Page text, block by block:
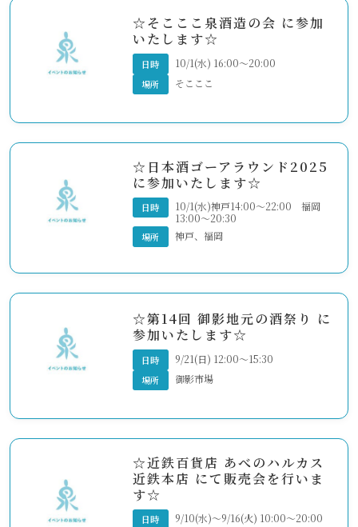
☆そこここ泉酒造の会 に参加
いたします☆
日時 10/1(水) 16:00～20:00
場所 そこここ
☆日本酒ゴーアラウンド2025
に参加いたします☆
日時
10/1(水)神戸14:00～22:00 福岡
13:00～20:30
場所 神戸、福岡
☆第14回 御影地元の酒祭り に
参加いたします☆
日時 9/21(日) 12:00～15:30
場所 御影市場
☆近鉄百貨店 あべのハルカス
近鉄本店 にて販売会を行いま
す☆
日時 9/10(水)～9/16(火) 10:00～20:00